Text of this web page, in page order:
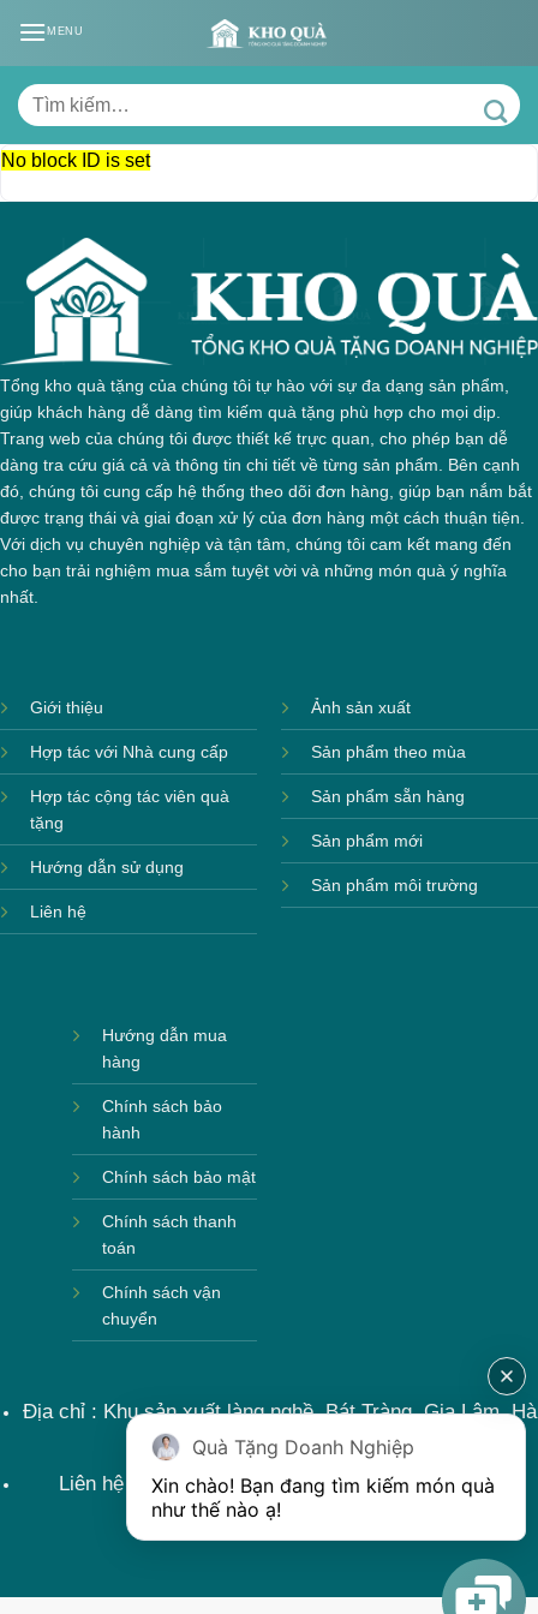
MENU
Tìm
kiếm:
No block ID is set
Tổng kho quà tặng của chúng tôi tự hào với sự đa dạng sản phẩm,
giúp khách hàng dễ dàng tìm kiếm quà tặng phù hợp cho mọi dịp.
Trang web của chúng tôi được thiết kế trực quan, cho phép bạn dễ
dàng tra cứu giá cả và thông tin chi tiết về từng sản phẩm. Bên cạnh
đó, chúng tôi cung cấp hệ thống theo dõi đơn hàng, giúp bạn nắm bắt
được trạng thái và giai đoạn xử lý của đơn hàng một cách thuận tiện.
Với dịch vụ chuyên nghiệp và tận tâm, chúng tôi cam kết mang đến
cho bạn trải nghiệm mua sắm tuyệt vời và những món quà ý nghĩa
nhất.
Giới thiệu
Hợp tác với Nhà cung cấp
Hợp tác cộng tác viên quà
tặng
Hướng dẫn sử dụng
Liên hệ
Ảnh sản xuất
Sản phẩm theo mùa
Sản phẩm sẵn hàng
Sản phẩm mới
Sản phẩm môi trường
Hướng dẫn mua
hàng
Chính sách bảo
hành
Chính sách bảo mật
Chính sách thanh
toán
Chính sách vận
chuyển
Địa chỉ : Khu sản xuất làng nghề, Bát Tràng, Gia Lâm, Hà
Nội, Việt Nam
Liên hệ : 0915599363 Email: lienhe@khoqua.vn
Quà Tặng Doanh Nghiệp
Xin chào! Bạn đang tìm kiếm món quà
như thế nào ạ!